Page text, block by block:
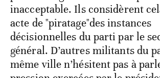
inacceptable. Ils considèrent
acte de "piratage"des instances
décisionnelles du parti par le
général. D’autres militants du
même ville n’hésitent pas à